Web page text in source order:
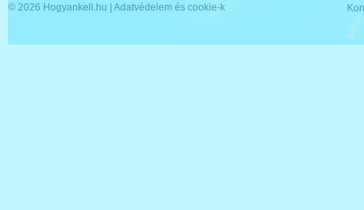
© 2026 Hogyankell.hu Adatvédelem és cookie-k